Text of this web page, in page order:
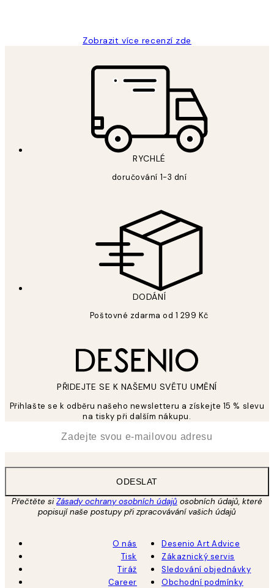
Zobrazit více recenzí zde
RYCHLÉ
doručování 1-3 dní
DODÁNÍ
Poštovné zdarma od 1 299 Kč
PŘIDEJTE SE K NAŠEMU SVĚTU UMĚNÍ
Přihlašte se k odběru našeho newsletteru a získejte 15 % slevu
na tisky při dalším nákupu.
ODESLAT
Přečtěte siZásady ochrany osobních údajů osobních údajů, které
popisují naše postupy při zpracovávání vašich údajů
O nás
Tisk
Tiráž
Career
Desenio Art Advice
Zákaznický servis
Sledování objednávky
Obchodní podmínky